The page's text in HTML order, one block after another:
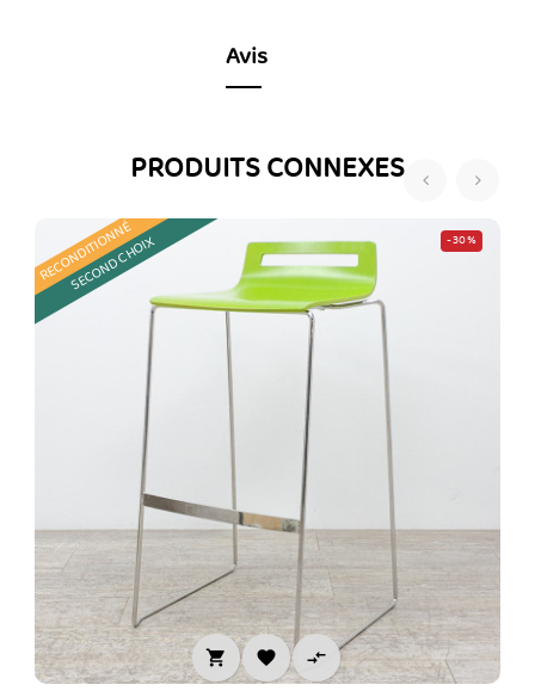
Avis
PRODUITS CONNEXES
RECONDITIONNÉ
SECOND CHOIX -30%
  